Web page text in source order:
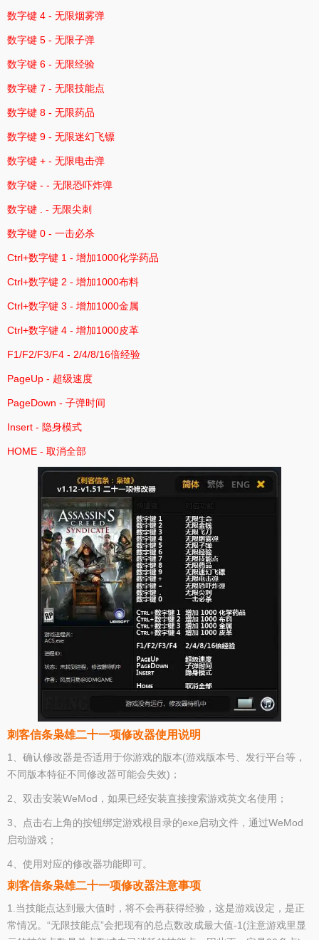
数字键 4 - 无限烟雾弹
数字键 5 - 无限子弹
数字键 6 - 无限经验
数字键 7 - 无限技能点
数字键 8 - 无限药品
数字键 9 - 无限迷幻飞镖
数字键 + - 无限电击弹
数字键 - - 无限恐吓炸弹
数字键 . - 无限尖刺
数字键 0 - 一击必杀
Ctrl+数字键 1 - 增加1000化学药品
Ctrl+数字键 2 - 增加1000布料
Ctrl+数字键 3 - 增加1000金属
Ctrl+数字键 4 - 增加1000皮革
F1/F2/F3/F4 - 2/4/8/16倍经验
PageUp - 超级速度
PageDown - 子弹时间
Insert - 隐身模式
HOME - 取消全部
刺客信条枭雄二十一项修改器使用说明
1、确认修改器是否适用于你游戏的版本(游戏版本号、发行平台等，
不同版本特征不同修改器可能会失效)；
2、双击安装WeMod，如果已经安装直接搜索游戏英文名使用；
3、点击右上角的按钮绑定游戏根目录的exe启动文件，通过WeMod
启动游戏；
4、使用对应的修改器功能即可。
刺客信条枭雄二十一项修改器注意事项
1.当技能点达到最大值时，将不会再获得经验，这是游戏设定，是正
常情况。“无限技能点”会把现有的总点数改成最大值-1(注意游戏里显